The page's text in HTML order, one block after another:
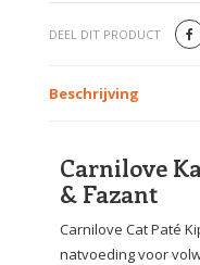
DEEL DIT PRODUCT
Beschrijving
Carnilove
& Fazant
Carnilove Cat Paté
natvoeding voor